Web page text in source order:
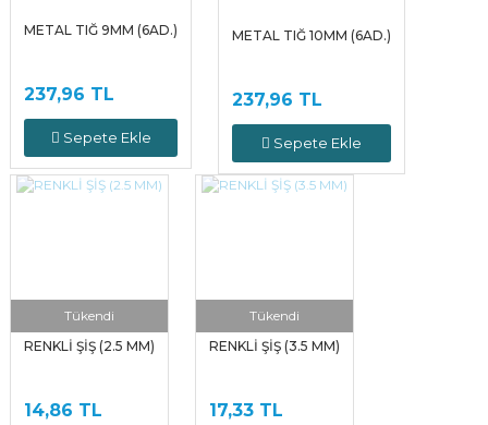
METAL TIĞ 9MM (6AD.)
237,96 TL
Sepete Ekle
METAL TIĞ 10MM (6AD.)
237,96 TL
Sepete Ekle
Tükendi
RENKLİ ŞİŞ (2.5 MM)
14,86 TL
Tükendi
RENKLİ ŞİŞ (3.5 MM)
17,33 TL